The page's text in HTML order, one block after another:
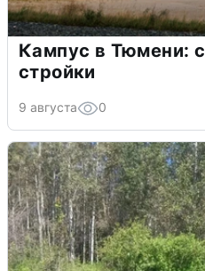
Кампус в Тюмени:
стройки
9 августа 0